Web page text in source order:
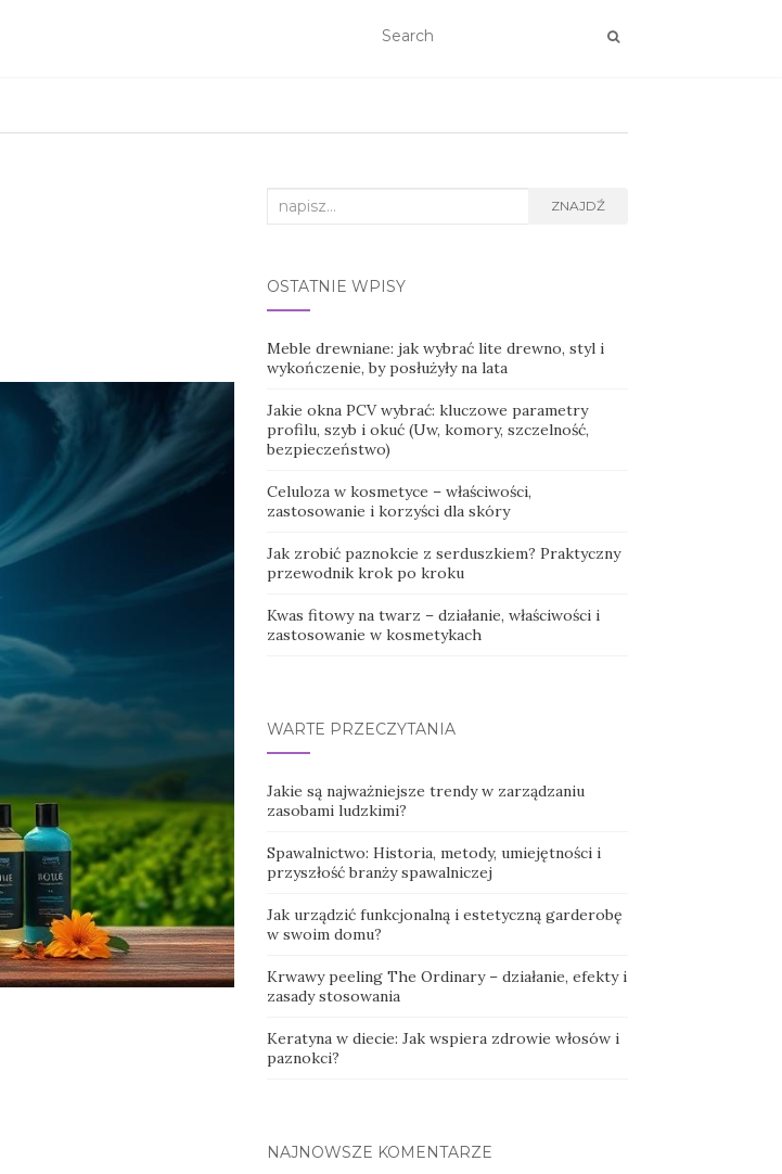
Search
ZNAJDŹ
OSTATNIE WPISY
Meble drewniane: jak wybrać lite drewno, styl i
wykończenie, by posłużyły na lata
Jakie okna PCV wybrać: kluczowe parametry
profilu, szyb i okuć (Uw, komory, szczelność,
bezpieczeństwo)
Celuloza w kosmetyce – właściwości,
zastosowanie i korzyści dla skóry
Jak zrobić paznokcie z serduszkiem? Praktyczny
przewodnik krok po kroku
Kwas fitowy na twarz – działanie, właściwości i
zastosowanie w kosmetykach
WARTE PRZECZYTANIA
Jakie są najważniejsze trendy w zarządzaniu
zasobami ludzkimi?
Spawalnictwo: Historia, metody, umiejętności i
przyszłość branży spawalniczej
Jak urządzić funkcjonalną i estetyczną garderobę
w swoim domu?
Krwawy peeling The Ordinary – działanie, efekty i
zasady stosowania
Keratyna w diecie: Jak wspiera zdrowie włosów i
paznokci?
NAJNOWSZE KOMENTARZE